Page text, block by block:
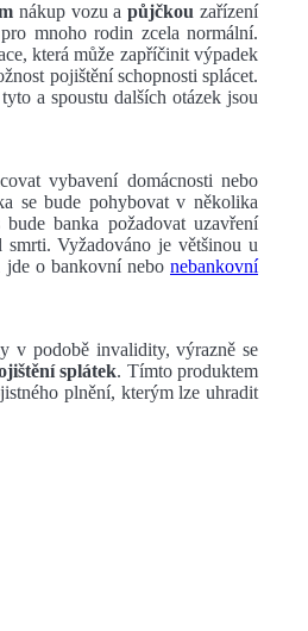
nákup vozu apůjčkou zařízení
mnoho rodin zcela normální.
která může zapříčinit výpadek
pojištění schopnosti splácet.
a spoustu dalších otázek jsou
vybavení domácnosti nebo
se bude pohybovat v několika
banka požadovat uzavření
Vyžadováno je většinou u
o bankovní nebo nebankovní
v podobě invalidity, výrazně se
splátek. Tímto produktem
plnění, kterým lze uhradit